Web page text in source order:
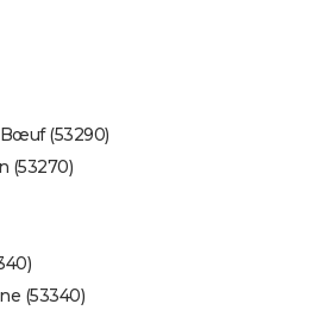
(53290)
(53270)
(53340)